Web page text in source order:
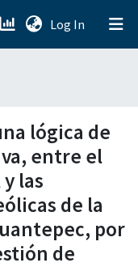
Log In (current)
lógica de
entre el
las
de la
por
de